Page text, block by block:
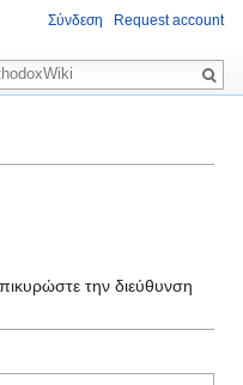
την διεύθυνση
Σύνδεση Request account